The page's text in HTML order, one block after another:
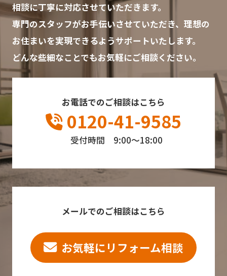
相談に丁寧に対応させていただきます。
専門のスタッフがお手伝いさせていただき、理想の
お住まいを実現できるようサポートいたします。
どんな些細なことでもお気軽にご相談ください。
お電話でのご相談はこちら
0120-41-9585
受付時間 9:00～18:00
メールでのご相談はこちら
お気軽にリフォーム相談